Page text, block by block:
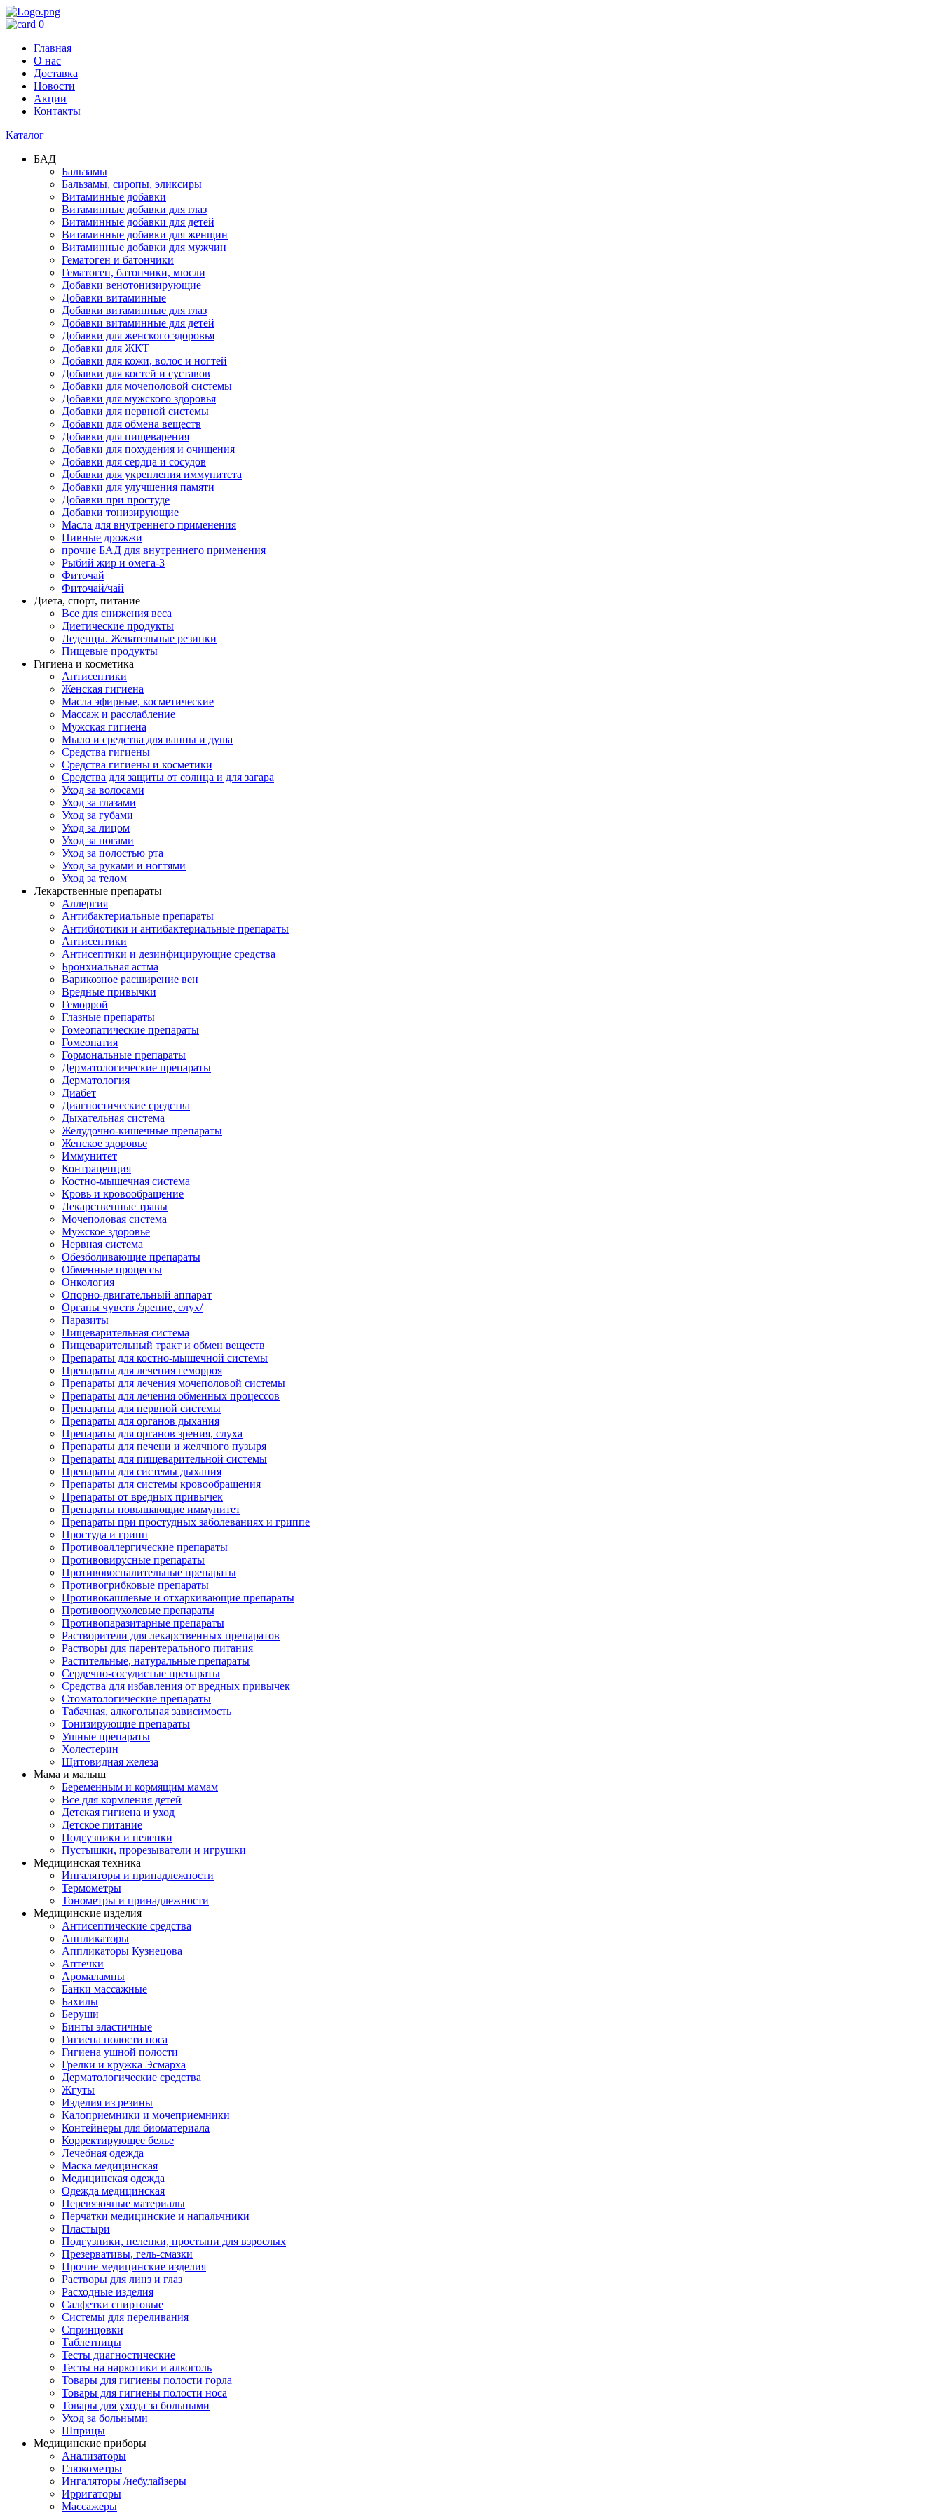
0
Главная
О нас
Доставка
Новости
Акции
Контакты
Каталог
БАД
Бальзамы
Бальзамы, сиропы, эликсиры
Витаминные добавки
Витаминные добавки для глаз
Витаминные добавки для детей
Витаминные добавки для женщин
Витаминные добавки для мужчин
Гематоген и батончики
Гематоген, батончики, мюсли
Добавки венотонизирующие
Добавки витаминные
Добавки витаминные для глаз
Добавки витаминные для детей
Добавки для женского здоровья
Добавки для ЖКТ
Добавки для кожи, волос и ногтей
Добавки для костей и суставов
Добавки для мочеполовой системы
Добавки для мужского здоровья
Добавки для нервной системы
Добавки для обмена веществ
Добавки для пищеварения
Добавки для похудения и очищения
Добавки для сердца и сосудов
Добавки для укрепления иммунитета
Добавки для улучшения памяти
Добавки при простуде
Добавки тонизирующие
Масла для внутреннего применения
Пивные дрожжи
прочие БАД для внутреннего применения
Рыбий жир и омега-3
Фиточай
Фиточай/чай
Диета, спорт, питание
Все для снижения веса
Диетические продукты
Леденцы. Жевательные резинки
Пищевые продукты
Гигиена и косметика
Антисептики
Женская гигиена
Масла эфирные, косметические
Массаж и расслабление
Мужская гигиена
Мыло и средства для ванны и душа
Средства гигиены
Средства гигиены и косметики
Средства для защиты от солнца и для загара
Уход за волосами
Уход за глазами
Уход за губами
Уход за лицом
Уход за ногами
Уход за полостью рта
Уход за руками и ногтями
Уход за телом
Лекарственные препараты
Аллергия
Антибактериальные препараты
Антибиотики и антибактериальные препараты
Антисептики
Антисептики и дезинфицирующие средства
Бронхиальная астма
Варикозное расширение вен
Вредные привычки
Геморрой
Глазные препараты
Гомеопатические препараты
Гомеопатия
Гормональные препараты
Дерматологические препараты
Дерматология
Диабет
Диагностические средства
Дыхательная система
Желудочно-кишечные препараты
Женское здоровье
Иммунитет
Контрацепция
Костно-мышечная система
Кровь и кровообращение
Лекарственные травы
Мочеполовая система
Мужское здоровье
Нервная система
Обезболивающие препараты
Обменные процессы
Онкология
Опорно-двигательный аппарат
Органы чувств /зрение, слух/
Паразиты
Пищеварительная система
Пищеварительный тракт и обмен веществ
Препараты для костно-мышечной системы
Препараты для лечения геморроя
Препараты для лечения мочеполовой системы
Препараты для лечения обменных процессов
Препараты для нервной системы
Препараты для органов дыхания
Препараты для органов зрения, слуха
Препараты для печени и желчного пузыря
Препараты для пищеварительной системы
Препараты для системы дыхания
Препараты для системы кровообращения
Препараты от вредных привычек
Препараты повышающие иммунитет
Препараты при простудных заболеваниях и гриппе
Простуда и грипп
Противоаллергические препараты
Противовирусные препараты
Противовоспалительные препараты
Противогрибковые препараты
Противокашлевые и отхаркивающие препараты
Противоопухолевые препараты
Противопаразитарные препараты
Растворители для лекарственных препаратов
Растворы для парентерального питания
Растительные, натуральные препараты
Сердечно-сосудистые препараты
Средства для избавления от вредных привычек
Стоматологические препараты
Табачная, алкогольная зависимость
Тонизирующие препараты
Ушные препараты
Холестерин
Щитовидная железа
Мама и малыш
Беременным и кормящим мамам
Все для кормления детей
Детская гигиена и уход
Детское питание
Подгузники и пеленки
Пустышки, прорезыватели и игрушки
Медицинская техника
Ингаляторы и принадлежности
Термометры
Тонометры и принадлежности
Медицинские изделия
Антисептические средства
Аппликаторы
Аппликаторы Кузнецова
Аптечки
Аромалампы
Банки массажные
Бахилы
Беруши
Бинты эластичные
Гигиена полости носа
Гигиена ушной полости
Грелки и кружка Эсмарха
Дерматологические средства
Жгуты
Изделия из резины
Калоприемники и мочеприемники
Контейнеры для биоматериала
Корректирующее белье
Лечебная одежда
Маска медицинская
Медицинская одежда
Одежда медицинская
Перевязочные материалы
Перчатки медицинские и напальчники
Пластыри
Подгузники, пеленки, простыни для взрослых
Презервативы, гель-смазки
Прочие медицинские изделия
Растворы для линз и глаз
Расходные изделия
Салфетки спиртовые
Системы для переливания
Спринцовки
Таблетницы
Тесты диагностические
Тесты на наркотики и алкоголь
Товары для гигиены полости горла
Товары для гигиены полости носа
Товары для ухода за больными
Уход за больными
Шприцы
Медицинские приборы
Анализаторы
Глюкометры
Ингаляторы /небулайзеры
Ирригаторы
Массажеры